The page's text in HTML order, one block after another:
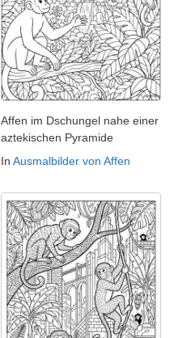
Affen im Dschungel nahe einer
aztekischen Pyramide
In Ausmalbilder von Affen